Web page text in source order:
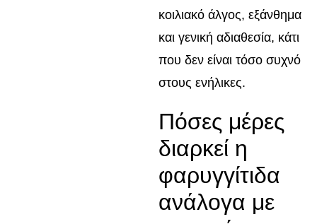
κοιλιακό άλγος, εξάνθημα
και γενική αδιαθεσία, κάτι
που δεν είναι τόσο συχνό
στους ενήλικες.
Πόσες μέρες
διαρκεί η
φαρυγγίτιδα
ανάλογα με